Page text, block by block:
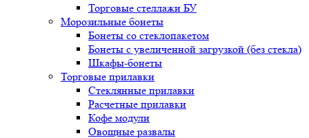
Торговые стеллажи БУ
Морозильные бонеты
Бонеты со стеклопакетом
Бонеты с увеличенной загрузкой (без стекла)
Шкафы-бонеты
Торговые прилавки
Стеклянные прилавки
Расчетные прилавки
Кофе модули
Овощные развалы